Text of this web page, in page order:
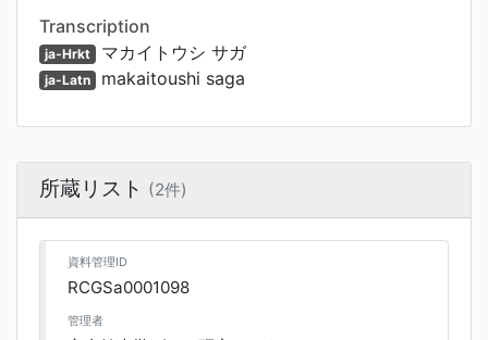
Transcription
ja-Hrkt マカイトウシ サガ
ja-Latn makaitoushi saga
所蔵リスト (2件)
資料管理ID
RCGSa0001098
管理者